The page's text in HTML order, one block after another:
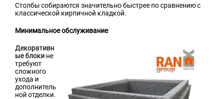
Столбы собираются значительно быстрее по сравнению с
классической кирпичной кладкой.
Минимальное обслуживание
Декоративн
ые блоки не
требуют
сложного
ухода и
дополнитель
ной отделки.